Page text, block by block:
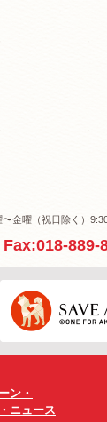
金曜（祝日除く）
Fax:018-889-
ン・
ニュース